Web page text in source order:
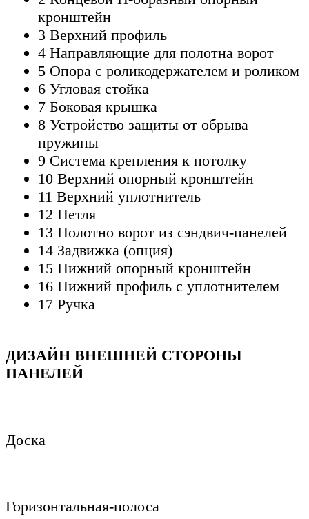
кронштейн
3 Верхний профиль
4 Направляющие для полотна ворот
5 Опора с роликодержателем и роликом
6 Угловая стойка
7 Боковая крышка
8 Устройство защиты от обрыва
пружины
9 Система крепления к потолку
10 Верхний опорный кронштейн
11 Верхний уплотнитель
12 Петля
13 Полотно ворот из сэндвич-панелей
14 Задвижка (опция)
15 Нижний опорный кронштейн
16 Нижний профиль с уплотнителем
17 Ручка
ДИЗАЙН ВНЕШНЕЙ СТОРОНЫ
ПАНЕЛЕЙ
Доска
Горизонтальная-полоса